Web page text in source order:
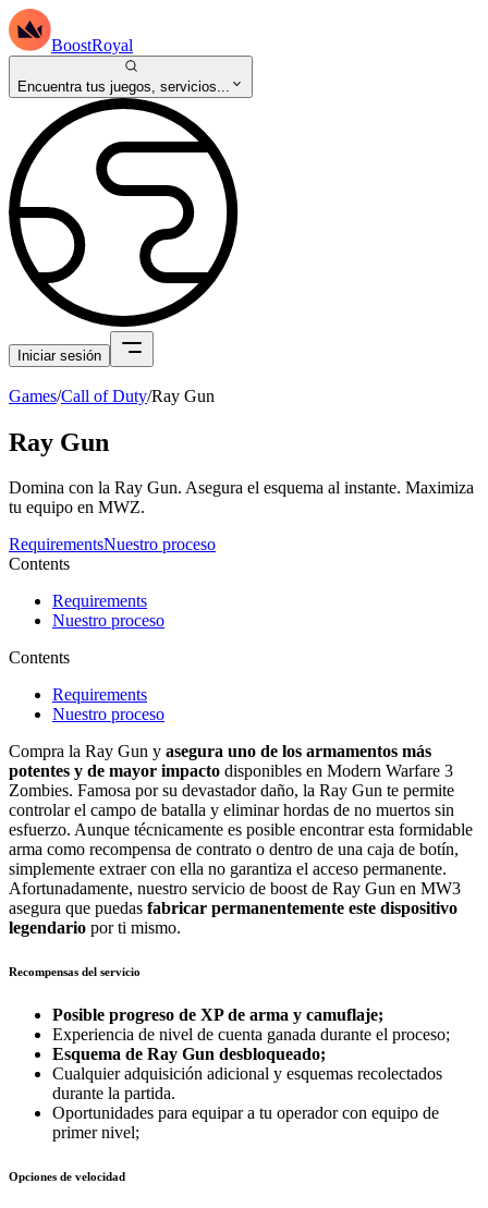
BoostRoyal
Encuentra tus juegos, servicios...
Iniciar sesión
Games/Call of Duty/Ray Gun
Ray Gun
Domina con la Ray Gun. Asegura el esquema al instante. Maximiza
tu equipo en MWZ.
RequirementsNuestro proceso
Contents
Requirements
Nuestro proceso
Contents
Requirements
Nuestro proceso
Compra la Ray Gun y asegura uno de los armamentos más
potentes y de mayor impacto disponibles en Modern Warfare 3
Zombies. Famosa por su devastador daño, la Ray Gun te permite
controlar el campo de batalla y eliminar hordas de no muertos sin
esfuerzo. Aunque técnicamente es posible encontrar esta formidable
arma como recompensa de contrato o dentro de una caja de botín,
simplemente extraer con ella no garantiza el acceso permanente.
Afortunadamente, nuestro servicio de boost de Ray Gun en MW3
asegura que puedas fabricar permanentemente este dispositivo
legendario por ti mismo.
Recompensas del servicio
Posible progreso de XP de arma y camuflaje;
Experiencia de nivel de cuenta ganada durante el proceso;
Esquema de Ray Gun desbloqueado;
Cualquier adquisición adicional y esquemas recolectados
durante la partida.
Oportunidades para equipar a tu operador con equipo de
primer nivel;
Opciones de velocidad